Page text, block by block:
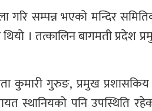
सम्पन्न भएको मन्दिर
तत्कालिन बागमती प्रदेश
कुमारी गुरुङ, प्रमुख
स्थानियको पनि उपस्थिति